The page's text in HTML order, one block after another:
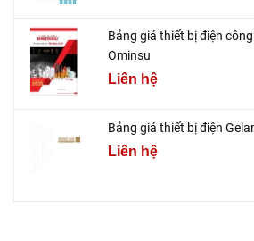
Bảng giá thiết bị điện
Ominsu
Liên hệ
Bảng giá thiết bị điện
Liên hệ